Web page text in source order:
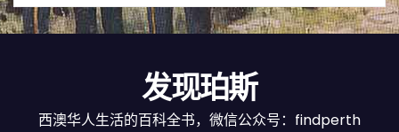
发现珀斯
西澳华人生活的百科全书，微信公众号：findperth